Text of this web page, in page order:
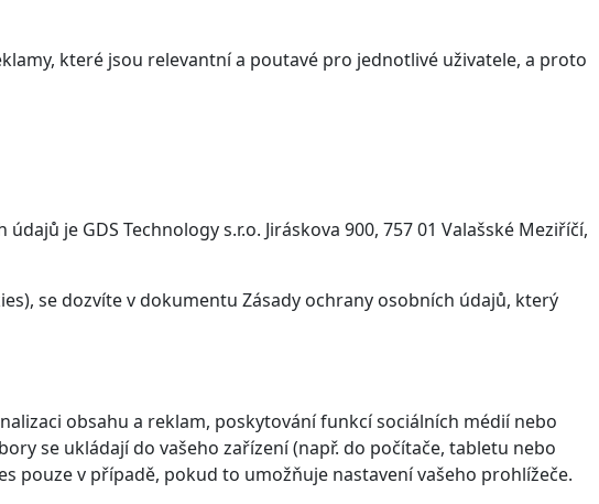
které jsou relevantní a poutavé pro jednotlivé uživatele, a proto
je GDS Technology s.r.o. Jiráskova 900, 757 01 Valašské Meziříčí,
se dozvíte v dokumentu Zásady ochrany osobních údajů, který
obsahu a reklam, poskytování funkcí sociálních médií nebo
se ukládají do vašeho zařízení (např. do počítače, tabletu nebo
pouze v případě, pokud to umožňuje nastavení vašeho prohlížeče.